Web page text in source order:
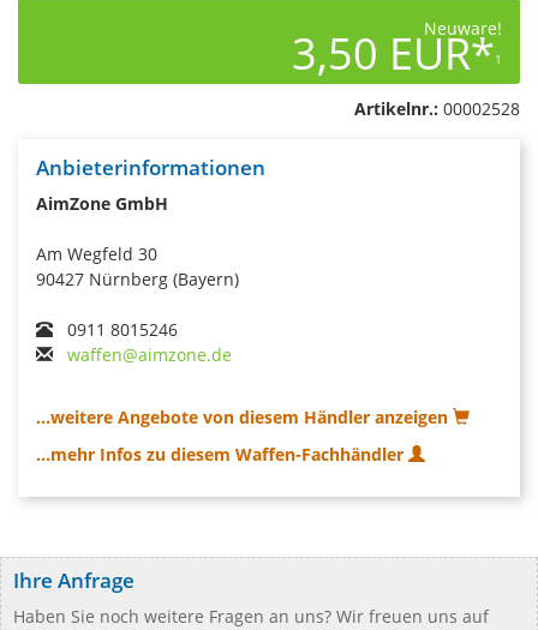
Neuware!
3,50 EUR*1
Artikelnr.: 00002528
Anbieterinformationen
AimZone GmbH
Am Wegfeld 30
90427 Nürnberg (Bayern)
0911 8015246
waffen@aimzone.de
...weitere Angebote von diesem Händler anzeigen
...mehr Infos zu diesem Waffen-Fachhändler
Ihre Anfrage
Haben Sie noch weitere Fragen an uns? Wir freuen uns auf